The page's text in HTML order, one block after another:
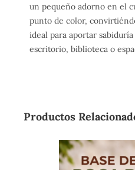
un pequeño adorno en el
punto de color,
ideal para aportar
escritorio, biblioteca o
Productos